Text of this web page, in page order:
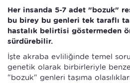
Her insanda 5-7 adet "bozuk"
bu birey bu genleri tek taraflı
hastalık belirtisi göstermeden
sürdürebilir.
İşte akraba evliliğinde temel
genetik olarak birbirleriyle
"bozuk" genleri taşıma